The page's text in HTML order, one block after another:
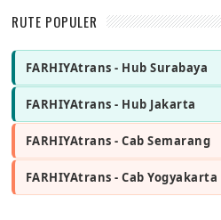
RUTE POPULER
FARHIYAtrans - Hub Surabaya
FARHIYAtrans - Hub Jakarta
FARHIYAtrans - Cab Semarang
FARHIYAtrans - Cab Yogyakarta